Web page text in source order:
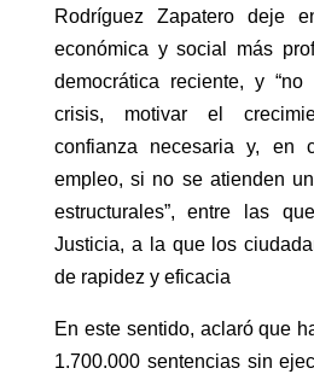
Rodríguez Zapatero deje
económica y social más
democrática reciente, y
crisis, motivar el
confianza necesaria y, en
empleo, si no se atienden
estructurales”, entre las
Justicia, a la que los
de rapidez y eficacia
En este sentido, aclaró que
1.700.000 sentencias sin